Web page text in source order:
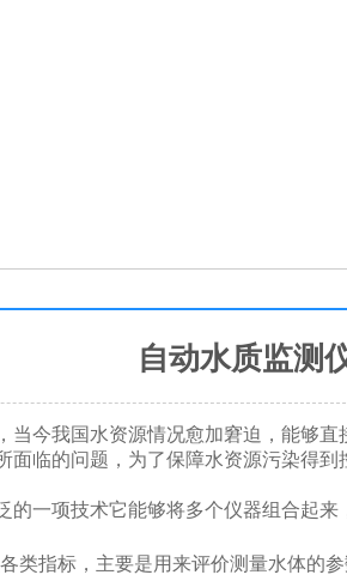
自动水质监测
今我国水资源情况愈加窘迫，能够
临的问题，为了保障水资源污染得
一项技术它能够将多个仪器组合起
类指标，主要是用来评价测量水体的